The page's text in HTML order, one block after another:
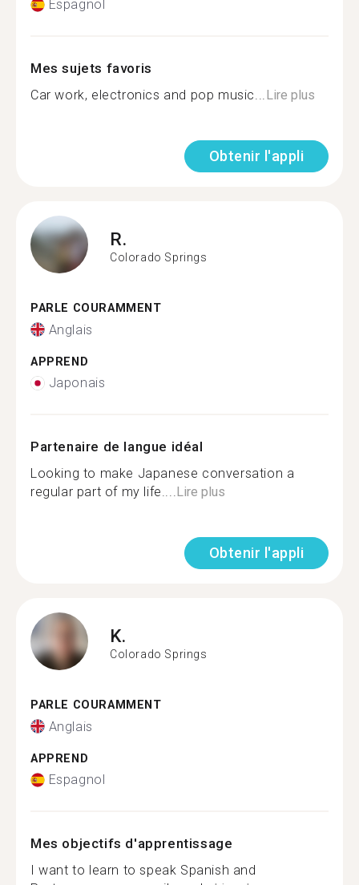
Espagnol
Mes sujets favoris
Car work, electronics and pop music...Lire plus
Obtenir l'appli
R.
Colorado Springs
PARLE COURAMMENT
Anglais
APPREND
Japonais
Partenaire de langue idéal
Looking to make Japanese conversation a
regular part of my life....Lire plus
Obtenir l'appli
K.
Colorado Springs
PARLE COURAMMENT
Anglais
APPREND
Espagnol
Mes objectifs d'apprentissage
I want to learn to speak Spanish and